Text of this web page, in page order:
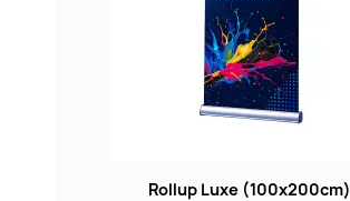
Rollup Luxe (100x200cm)